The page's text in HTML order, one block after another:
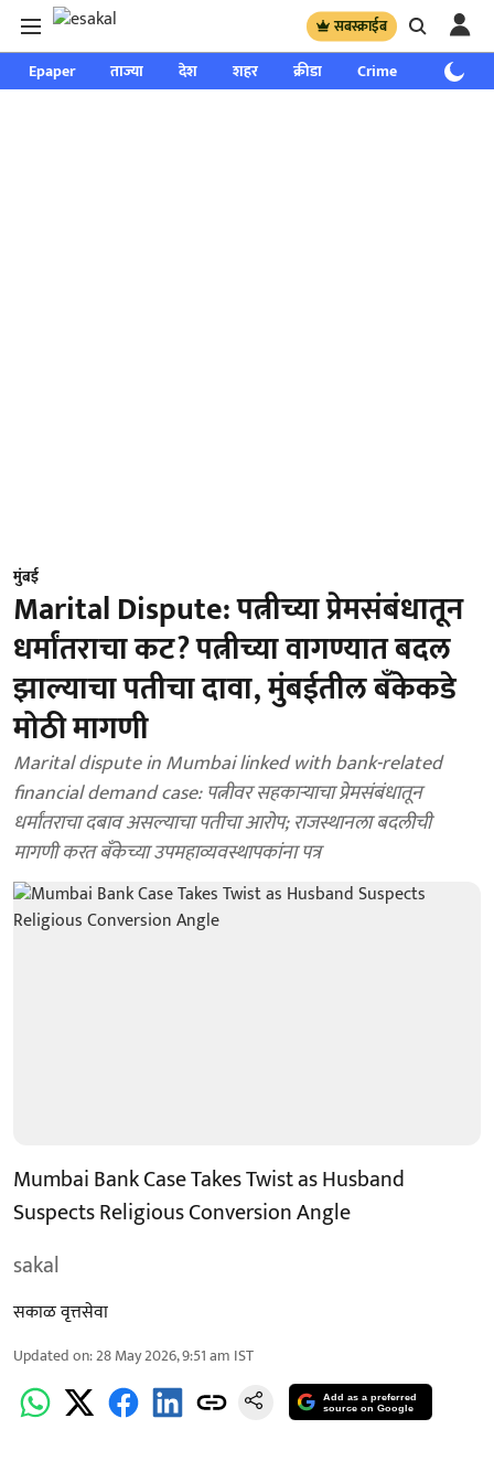
सबस्क्राईब
Epaper ताज्या देश शहर क्रीडा Crime साप्ताहिक
मुंबई
Marital Dispute: पत्नीच्या प्रेमसंबंधातून
धर्मांतराचा कट? पत्नीच्या वागण्यात बदल
झाल्याचा पतीचा दावा, मुंबईतील बँकेकडे
मोठी मागणी
Marital dispute in Mumbai linked with bank-related
financial demand case: पत्नीवर सहकाऱ्याचा प्रेमसंबंधातून
धर्मांतराचा दबाव असल्याचा पतीचा आरोप; राजस्थानला बदलीची
मागणी करत बँकेच्या उपमहाव्यवस्थापकांना पत्र
Mumbai Bank Case Takes Twist as Husband
Suspects Religious Conversion Angle
sakal
सकाळ वृत्तसेवा
Updated on:28 May 2026, 9:51 am IST
Add as a preferred
source on Google